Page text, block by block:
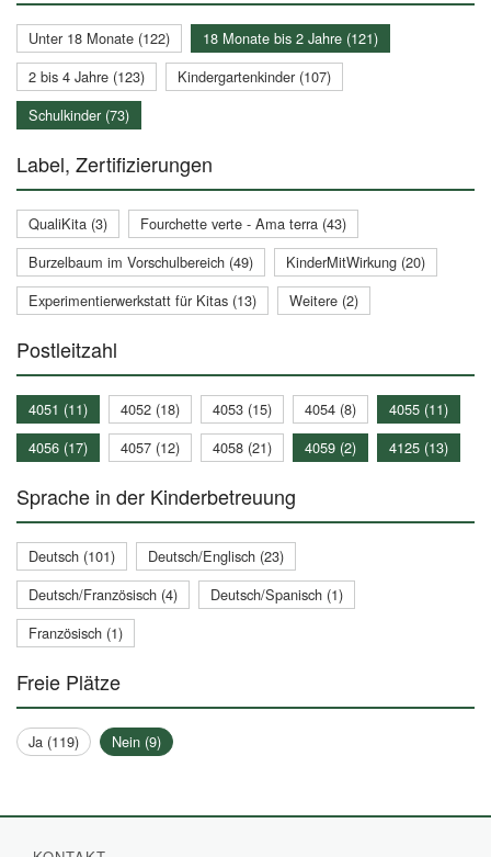
Unter 18 Monate (122)
18 Monate bis 2 Jahre (121)
2 bis 4 Jahre (123)
Kindergartenkinder (107)
Schulkinder (73)
Label, Zertifizierungen
QualiKita (3)
Fourchette verte - Ama terra (43)
Burzelbaum im Vorschulbereich (49)
KinderMitWirkung (20)
Experimentierwerkstatt für Kitas (13)
Weitere (2)
Postleitzahl
4051 (11) 4052 (18) 4053 (15) 4054 (8)
4055 (11)
4056 (17)
4057 (12) 4058 (21) 4059 (2) 4125 (13)
Sprache in der Kinderbetreuung
Deutsch (101)
Deutsch/Englisch (23)
Deutsch/Französisch (4)
Deutsch/Spanisch (1)
Französisch (1)
Freie Plätze
Ja (119) Nein (9)